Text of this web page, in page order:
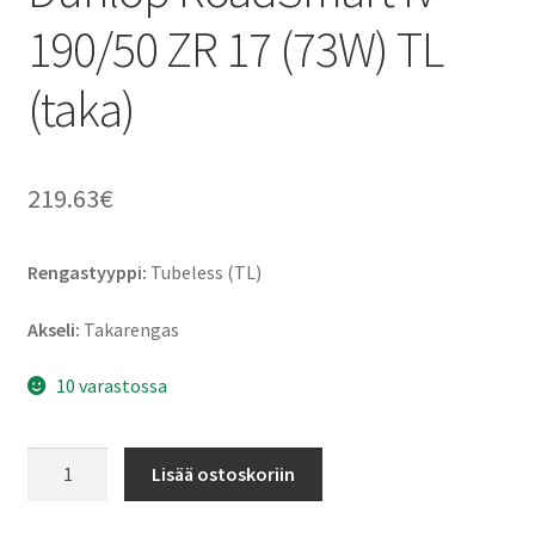
190/50 ZR 17 (73W) TL
(taka)
219.63€
Rengastyyppi: Tubeless (TL)
Akseli: Takarengas
10 varastossa
Lisää ostoskoriin